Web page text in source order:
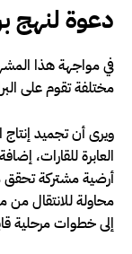
دعوة لنهج
في مواجهة هذا
مختلفة تقوم على
ويرى أن تجميد إنتاج
العابرة للقارات،
أرضية مشتركة
محاولة للانتقال من
إلى خطوات مرحلية